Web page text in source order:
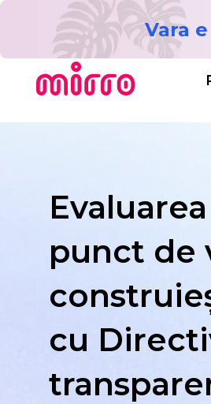
Vara
punct de
cu